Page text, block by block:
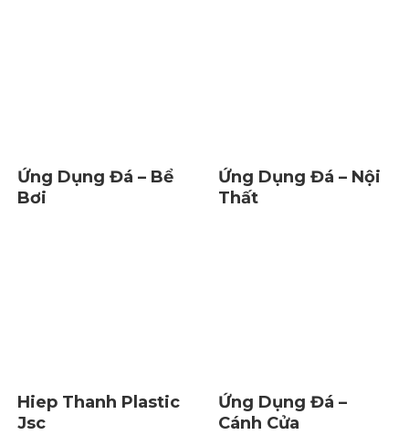
Ứng Dụng Đá – Bể
Bơi
Ứng Dụng Đá – Nội
Thất
Hiep Thanh Plastic
Jsc
Ứng Dụng Đá –
Cánh Cửa